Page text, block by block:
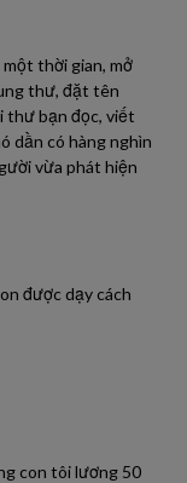
thời gian, mở
thư, đặt tên
thư bạn đọc, viết
dần có hàng nghìn
vừa phát hiện
được dạy cách
con tôi lương 50